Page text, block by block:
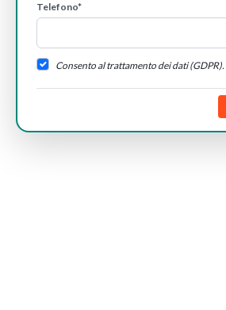
Telefono*
Consento al trattamento dei dati (GDPR).